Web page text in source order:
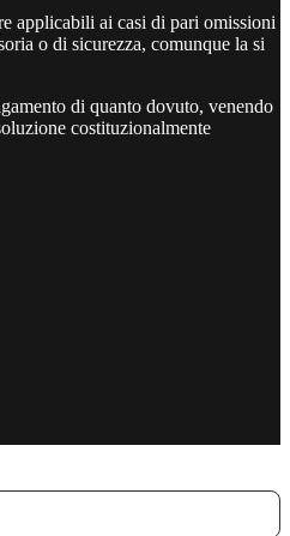
applicabili ai casi di pari omissioni
o di sicurezza, comunque la si
di quanto dovuto, venendo
costituzionalmente